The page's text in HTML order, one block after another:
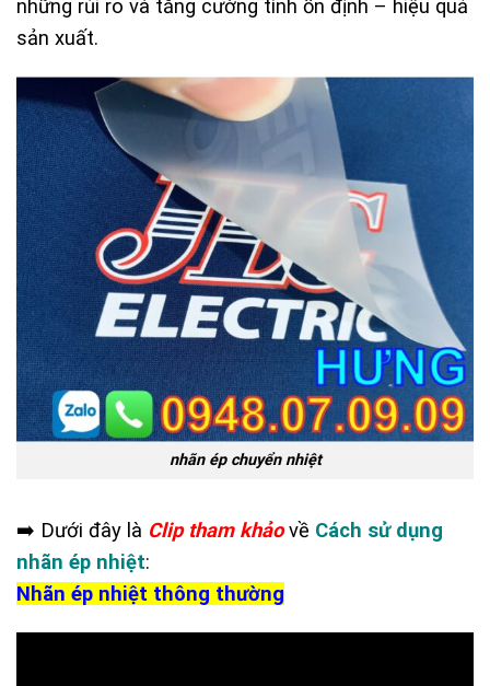
những rủi ro và tăng cường tính ổn định – hiệu quả
sản xuất.
nhãn ép chuyển nhiệt
➡️ Dưới đây là Clip tham khảovề Cách sử dụng
nhãn ép nhiệt:
Nhãn ép nhiệt thông thường